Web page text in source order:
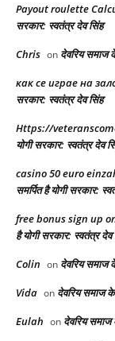
Payout roulette
सरकार: स्वतंत्र देव सिंह
Chris on देवरिय समाज
как се играе на
सरकार: स्वतंत्र देव सिंह
Https://
योगी सरकार: स्वतंत्र देव
casino 50 euro
समर्पित है योगी सरकार:
free bonus sign up
है योगी सरकार: स्वतंत्र देव
Colin on देवरिय समाज
Vida on देवरिय समाज के
Eulah on देवरिय समाज